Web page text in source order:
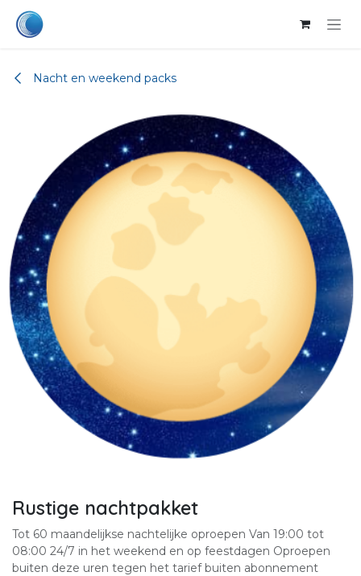
Overslaan naar inhoud
Nacht en weekend packs
Rustige nachtpakket
Tot 60 maandelijkse nachtelijke oproepen Van 19:00 tot
08:00 24/7 in het weekend en op feestdagen Oproepen
buiten deze uren tegen het tarief buiten abonnement